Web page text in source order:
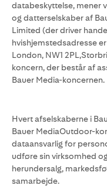
databeskyttelse, mener
og datterselskaber af
Limited (der driver
hvishjemstedsadresse
London, NW1
koncern, der består af
Bauer Media-koncernen.
Hvert afselskaberne i
Bauer MediaOutdoor-
dataansvarlig for
udføre sin virksomhed
herundersalg,
samarbejde.